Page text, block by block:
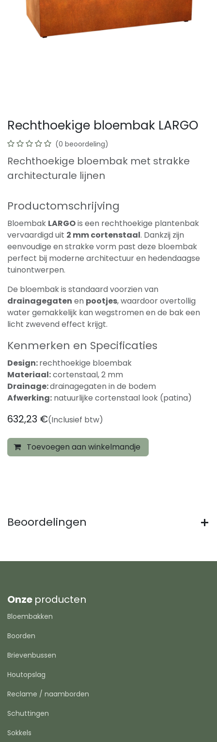
Rechthoekige bloembak LARGO
(0 beoordeling)
Rechthoekige bloembak met strakke
architecturale lijnen
Productomschrijving
Bloembak LARGOis een rechthoekige plantenbak
vervaardigd uit 2 mm cortenstaal. Dankzij zijn
eenvoudige en strakke vorm past deze bloembak
perfect bij moderne architectuur en hedendaagse
tuinontwerpen.
De bloembak is standaard voorzien van
drainagegaten en pootjes, waardoor overtollig
water gemakkelijk kan wegstromen en de bak een
licht zwevend effect krijgt.
Kenmerken en Specificaties
Design:rechthoekige bloembak
Materiaal:cortenstaal, 2 mm
Drainage:drainagegaten in de bodem
Afwerking: natuurlijke cortenstaal look (patina)
632,23 €(Inclusief btw)
Toevoegen aan winkelmandje
Beoordelingen
Onze producten
Bloembakken
Boorden
Brievenbussen
Houtopslag
Reclame / naamborden
Schuttingen
Sokkels